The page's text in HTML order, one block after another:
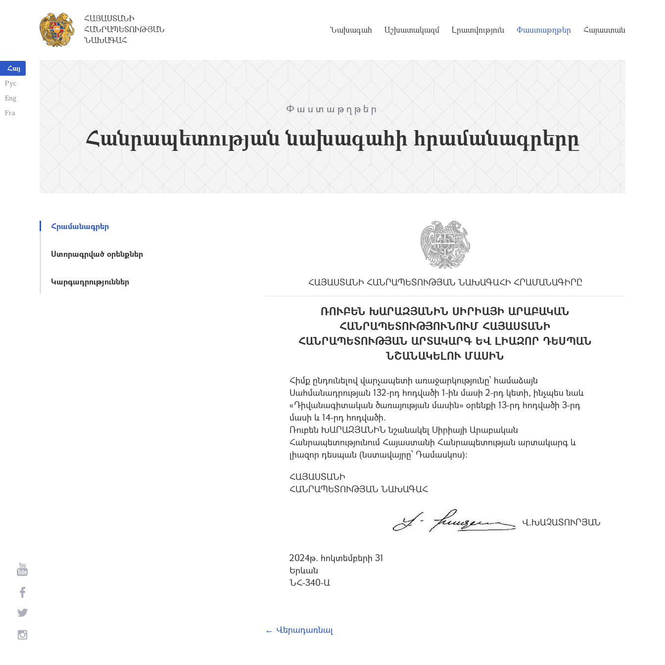
Հայ
Рус
Eng
Fra
ՀԱՅԱՍՏԱՆԻ
ՀԱՆՐԱՊԵՏՈՒԹՅԱՆ
ՆԱԽԱԳԱՀ
Նախագահ Աշխատակազմ Լրատվություն Փաստաթղթեր Հայաստան
Փաստաթղթեր
Հանրապետության նախագահի հրամանագրերը
Հրամանագրեր
Ստորագրված օրենքներ
Կարգադրություններ ՀԱՅԱՍՏԱՆԻ ՀԱՆՐԱՊԵՏՈՒԹՅԱՆ ՆԱԽԱԳԱՀԻ ՀՐԱՄԱՆԱԳԻՐԸ
ՌՈՒԲԵՆ ԽԱՐԱԶՅԱՆԻՆ ՍԻՐԻԱՅԻ ԱՐԱԲԱԿԱՆ
ՀԱՆՐԱՊԵՏՈՒԹՅՈՒՆՈՒՄ ՀԱՅԱՍՏԱՆԻ
ՀԱՆՐԱՊԵՏՈՒԹՅԱՆ ԱՐՏԱԿԱՐԳ ԵՎ ԼԻԱԶՈՐ ԴԵՍՊԱՆ
ՆՇԱՆԱԿԵԼՈՒ ՄԱՍԻՆ
Հիմք ընդունելով վարչապետի առաջարկությունը` համաձայն
Սահմանադրության 132-րդ հոդվածի 1-ին մասի 2-րդ կետի, ինչպես նաև
«Դիվանագիտական ծառայության մասին» օրենքի 13-րդ հոդվածի 3-րդ
մասի և 14-րդ հոդվածի.
Ռուբեն ԽԱՐԱԶՅԱՆԻՆ նշանակել Սիրիայի Արաբական
Հանրապետությունում Հայաստանի Հանրապետության արտակարգ և
լիազոր դեսպան (նստավայրը՝ Դամասկոս)։
ՀԱՅԱՍՏԱՆԻ
ՀԱՆՐԱՊԵՏՈՒԹՅԱՆ ՆԱԽԱԳԱՀ
Վ.ԽԱՉԱՏՈՒՐՅԱՆ
2024թ. հոկտեմբերի 31
Երևան
ՆՀ-340-Ա
← Վերադառնալ